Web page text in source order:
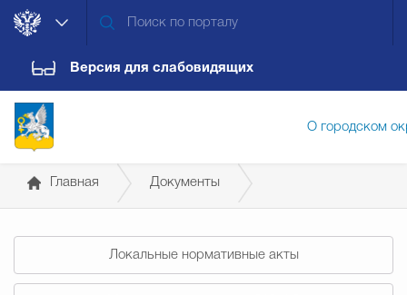
Версия для слабовидящих
О городском
Дума городского округа
Главная Документы
Локальные нормативные акты